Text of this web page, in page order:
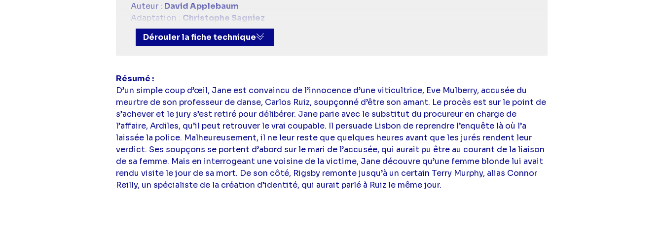
Auteur : David Applebaum
Adaptation : Christophe Sagniez
Avec :Simon Baker(Patrick Jane),Robin Tunney
Yeoman(Wayne Rigsby),Amanda Righetti
Dérouler la fiche technique
Résumé
D’un simple coup d’œil, Jane est convaincu de l’innocence d’une viticultrice, Eve Mulberry, accusée du
meurtre de son professeur de danse, Carlos Ruiz, soupçonné d’être son amant. Le procès est sur le point de
s’achever et le jury s’est retiré pour délibérer. Jane parie avec le substitut du procureur en charge de
l’affaire, Ardiles, qu’il peut retrouver le vrai coupable. Il persuade Lisbon de reprendre l’enquête là où l’a
laissée la police. Malheureusement, il ne leur reste que quelques heures avant que les jurés rendent leur
verdict. Ses soupçons se portent d’abord sur le mari de l’accusée, qui aurait pu être au courant de la liaison
de sa femme. Mais en interrogeant une voisine de la victime, Jane découvre qu’une femme blonde lui avait
rendu visite le jour de sa mort. De son côté, Rigsby remonte jusqu’à un certain Terry Murphy, alias Connor
Reilly, un spécialiste de la création d’identité, qui aurait parlé à Ruiz le même jour.